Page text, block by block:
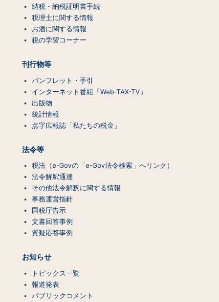
納税・納税証明書手続
税理士に関する情報
お酒に関する情報
税の学習コーナー
刊行物等
パンフレット・手引
インターネット番組「Web-TAX-TV」
出版物
統計情報
点字広報誌「私たちの税金」
法令等
税法（e-Govの「e-Gov法令検索」へリンク）
法令解釈通達
その他法令解釈に関する情報
事務運営指針
国税庁告示
文書回答事例
質疑応答事例
お知らせ
トピックス一覧
報道発表
パブリックコメント